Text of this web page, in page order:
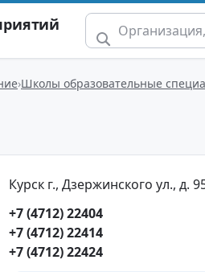
Школы образовательные
Курск г., Дзержинского ул., д.
+7 (4712) 22404
+7 (4712) 22414
+7 (4712) 22424